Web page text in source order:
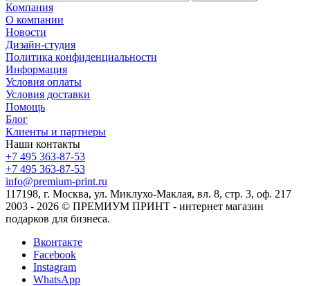
Компания
О компании
Новости
Дизайн-студия
Политика конфиденциальности
Информация
Условия оплаты
Условия доставки
Помощь
Блог
Клиенты и партнеры
Наши контакты
+7 495 363-87-53
+7 495 363-87-53
info@premium-print.ru
117198, г. Москва, ул. Миклухо-Маклая, вл. 8, стр. 3, оф. 217
2003 - 2026 © ПРЕМИУМ ПРИНТ - интернет магазин
подарков для бизнеса.
Вконтакте
Facebook
Instagram
WhatsApp